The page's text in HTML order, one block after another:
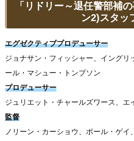
「リドリー～退任警部補
ン2)スタッ
エグゼクティブプロデューサー
ジョナサン・フィッシャー、イングリ
ール・マシュー・トンプソン
プロデューサー
ジュリエット・チャールズワース、エ
監督
ノリーン・カーショウ、ポール・ゲイ